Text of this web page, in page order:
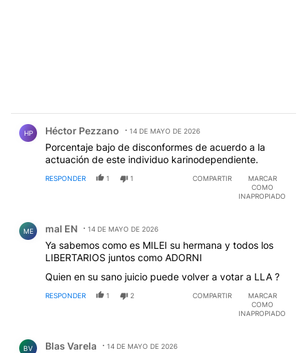
HP Héctor Pezzano 14 DE MAYO DE 2026
Porcentaje bajo de disconformes de acuerdo a la
actuación de este individuo karinodependiente.
RESPONDER 1 1 COMPARTIR
MARCAR
COMO
INAPROPIADO
ME mal EN 14 DE MAYO DE 2026
Ya sabemos como es MILEI su hermana y todos los
LIBERTARIOS juntos como ADORNI
Quien en su sano juicio puede volver a votar a LLA ?
RESPONDER 1 2 COMPARTIR
MARCAR
COMO
INAPROPIADO
BV Blas Varela 14 DE MAYO DE 2026